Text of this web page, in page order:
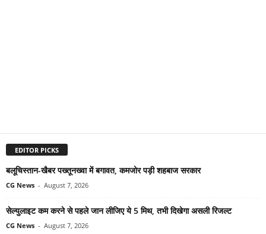
EDITOR PICKS
बलूचिस्तान-खैबर पख्तूनख्वा में बगावत, कमजोर पड़ी शहबाज सरकार
CG News - August 7, 2026
सेल्युलाइट कम करने से पहले जान लीजिए ये 5 मिथ, तभी दिखेगा असली रिजल्ट
CG News - August 7, 2026